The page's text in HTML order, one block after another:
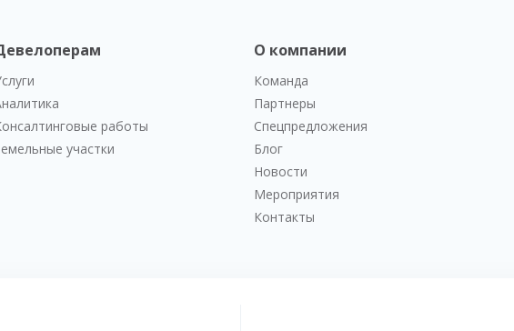
работы
участки
О компании
Команда
Партнеры
Спецпредложения
Блог
Новости
Мероприятия
Контакты